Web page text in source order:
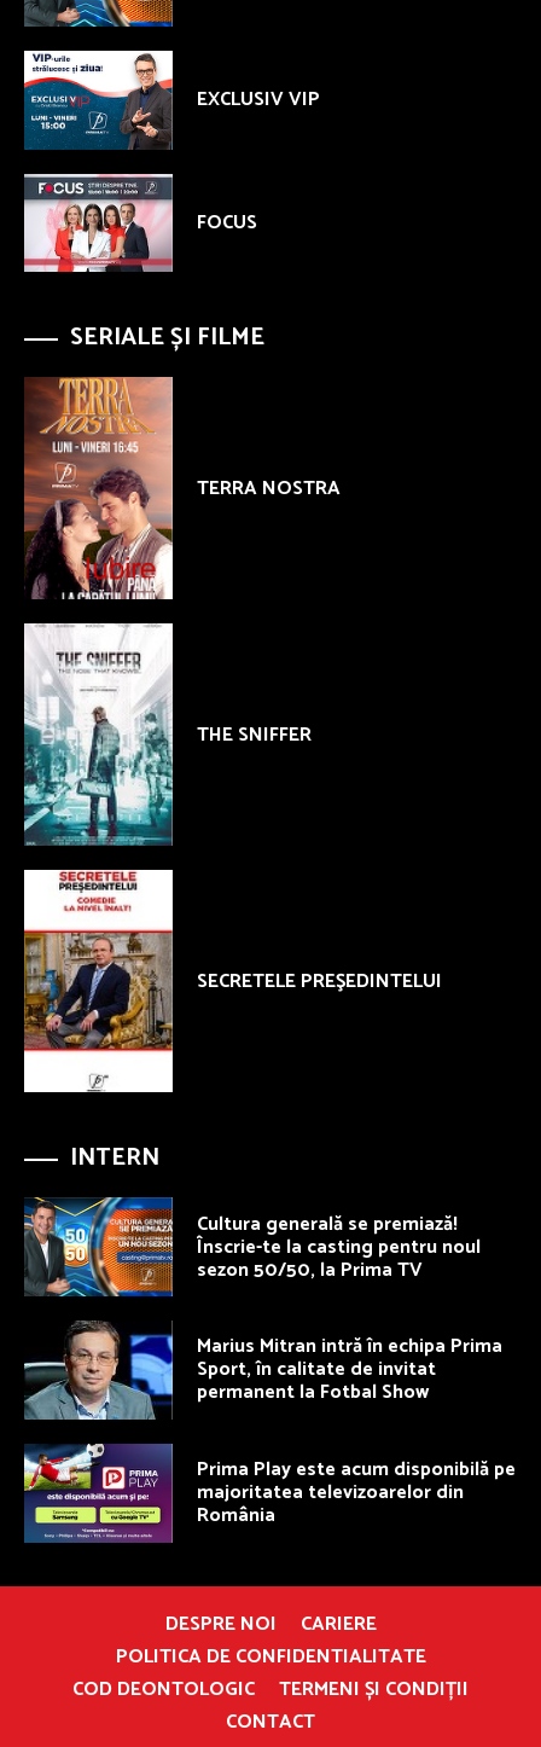
EXCLUSIV VIP
FOCUS
SERIALE ȘI FILME
TERRA NOSTRA
THE SNIFFER
SECRETELE PREŞEDINTELUI
INTERN
Cultura generală se premiază!
Înscrie-te la casting pentru noul
sezon 50/50, la Prima TV
Marius Mitran intră în echipa Prima
Sport, în calitate de invitat
permanent la Fotbal Show
Prima Play este acum disponibilă pe
majoritatea televizoarelor din
România
DESPRE NOI
CARIERE
POLITICA DE CONFIDENTIALITATE
COD DEONTOLOGIC
TERMENI ȘI CONDIȚII
CONTACT